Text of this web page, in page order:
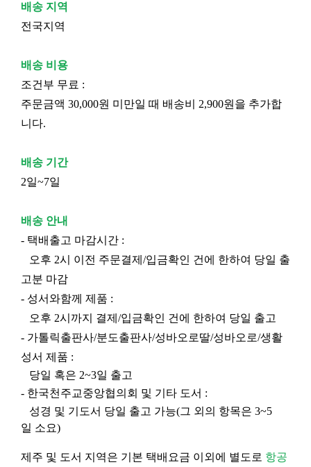
배송 지역
전국지역
배송 비용
조건부 무료 :
주문금액 30,000원 미만일 때 배송비 2,900원을 추가합
니다.
배송 기간
2일~7일
배송 안내
- 택배출고 마감시간 :
오후 2시 이전 주문결제/입금확인 건에 한하여 당일 출
고분 마감
- 성서와함께 제품 :
오후 2시까지 결제/입금확인 건에 한하여 당일 출고
- 가톨릭출판사/분도출판사/성바오로딸/성바오로/생활
성서 제품 :
당일 혹은 2~3일 출고
- 한국천주교중앙협의회 및 기타 도서 :
성경 및 기도서 당일 출고 가능(그 외의 항목은 3~5
일 소요)
제주 및 도서 지역은 기본 택배요금 이외에 별도로 항공